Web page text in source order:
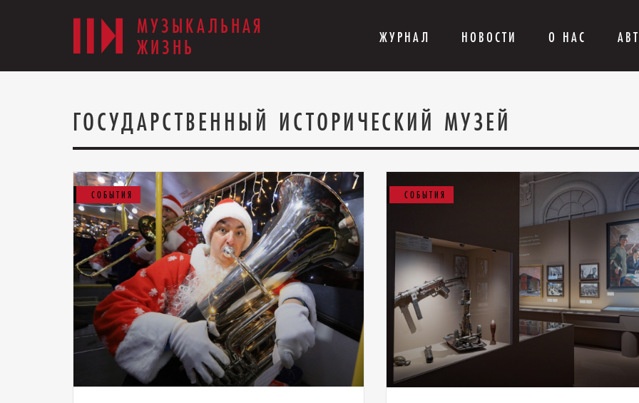
МУЗЫКАЛЬНАЯ
ЖИЗНЬ
ЖУРНАЛ НОВОСТИ О НАС
ГОСУДАРСТВЕННЫЙ ИСТОРИЧЕСКИЙ МУЗЕЙ
СОБЫТИЯ СОБЫТИЯ